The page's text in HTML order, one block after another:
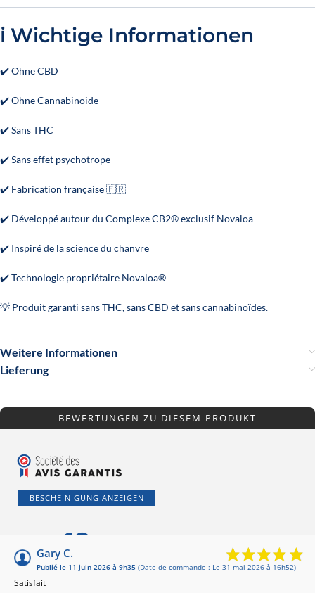
ℹ️ Wichtige Informationen
✔️ Ohne CBD
✔️ Ohne Cannabinoide
✔️ Sans THC
✔️ Sans effet psychotrope
✔️ Fabrication française 🇫🇷
✔️ Développé autour du Complexe CB2® exclusif Novaloa
✔️ Inspiré de la science du chanvre
✔️ Technologie propriétaire Novaloa®
💡 Produit garanti sans THC, sans CBD et sans cannabinoïdes.
Weitere Informationen
Lieferung
BEWERTUNGEN ZU DIESEM PRODUKT
BESCHEINIGUNG ANZEIGEN
10
Gary C.
Publié le 11 juin 2026 à 9h35 (Date de commande : Le 31 mai 2026 à 16h52)
Satisfait